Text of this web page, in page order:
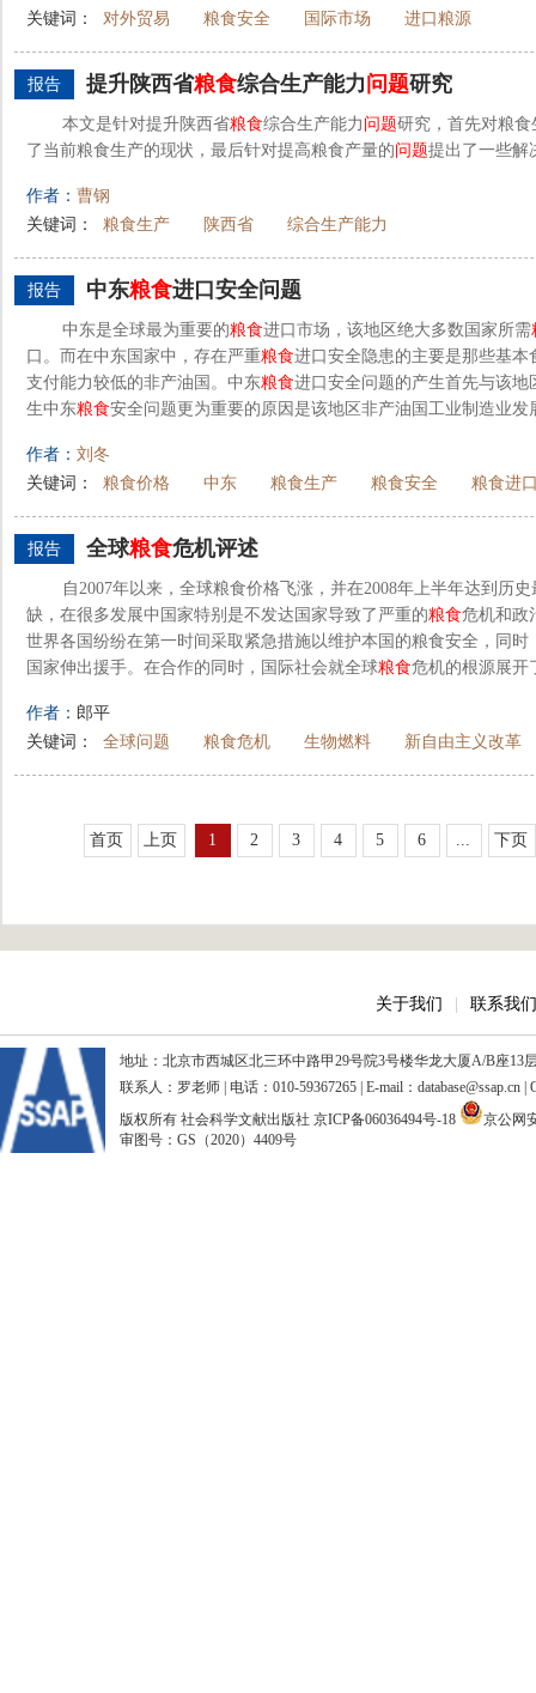
关键词：
对外贸易 粮食安全 国际市场 进口粮源
报告 提升陕西省粮食综合生产能力 问题研究
本文是针对提升陕西省粮食综合生产能力 问题研究，首先对粮
了当前粮食生产的现状，最后针对提高粮食产量的问题提出了一些解
作者： 曹钢
关键词：
粮食生产 陕西省 综合生产能力
报告 中东粮食进口安全问题
中东是全球最为重要的粮食进口市场，该地区绝大多数国家所需
口。而在中东国家中，存在严重粮食进口安全隐患的主要是那些基
支付能力较低的非产油国。中东粮食进口安全问题的产生首先与该
生中东粮食安全问题更为重要的原因是该地区非产油国工业制造业
作者： 刘冬
关键词：
粮食价格 中东 粮食生产 粮食安全 粮食进
报告 全球粮食危机评述
自2007年以来，全球粮食价格飞涨，并在2008年上半年达到历
缺，在很多发展中国家特别是不发达国家导致了严重的粮食危机和政
世界各国纷纷在第一时间采取紧急措施以维护本国的粮食安全，同
国家伸出援手。在合作的同时，国际社会就全球粮食危机的根源展开
作者： 郎平
关键词：
全球问题 粮食危机 生物燃料 新自由主义改革
首页 上页 1 2 3 4 5 6 ... 下页
关于我们 联系我们
地址：北京市西城区北三环中路甲29号院3号楼华龙大厦A/B座13
联系人：罗老师 | 电话：010-59367265 | E-mail：database@ssap.cn
版权所有 社会科学文献出版社 京ICP备06036494号-18
京公网
审图号：GS（2020）4409号